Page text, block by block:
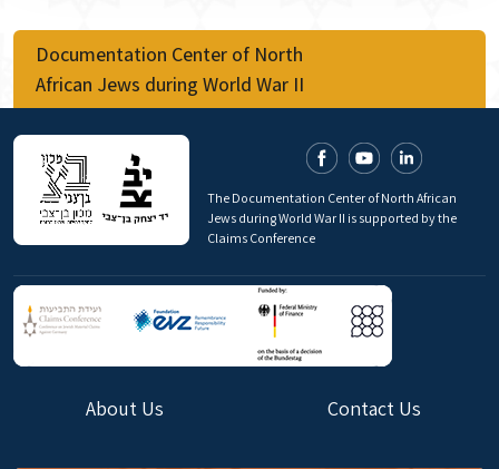
Documentation Center of North
African Jews during World War II
The Documentation Center of North African
Jews during World War II is supported by the
Claims Conference
About Us Contact Us